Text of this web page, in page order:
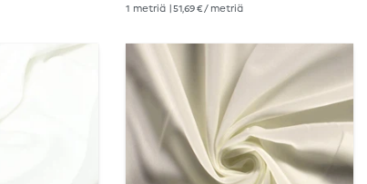
1 metriä | 51,69 € / metriä